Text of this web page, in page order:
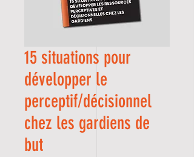
15 situations pour
développer le
perceptif/décisionnel
chez les gardiens de
but